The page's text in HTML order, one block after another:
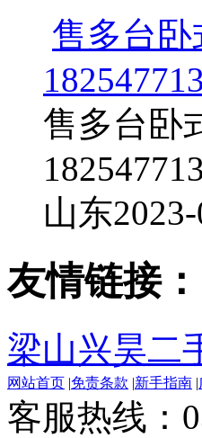
售多台
售多台卧
山东
友情链接：
梁山兴昊二
网站首页 |免责条款 |新手指南 |
客服热线：